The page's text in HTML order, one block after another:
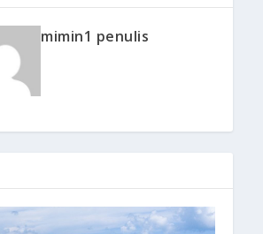
mimin1 penulis